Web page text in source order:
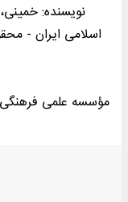
نویسنده:
اسلامی ایران -